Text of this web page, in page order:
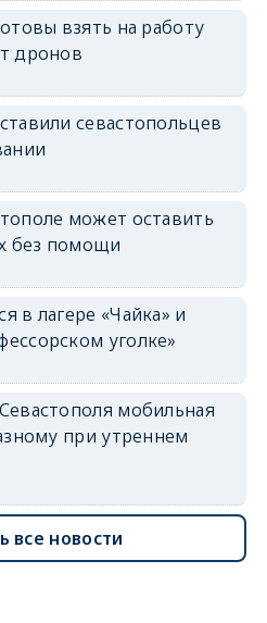
взять на работу
дронов
севастопольцев
может оставить
без помощи
в лагере «Чайка» и
уголке»
мобильная
при утреннем
все новости